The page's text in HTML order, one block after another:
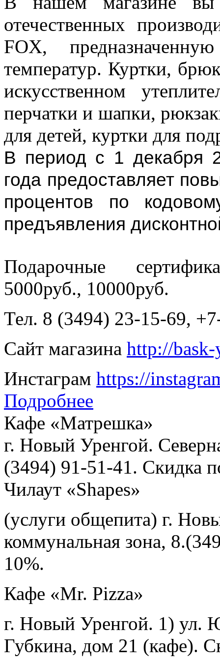
отечественных
FOX,
температур. Куртки,
искусственном
перчатки и шапки,
для детей, куртки для
В период с 1 декабря
года предоставляет
процентов по
предъявления
Подарочные
5000руб., 10000руб.
Тел. 8 (3494) 23-15-69,
Сайт магазина http://
Инстаграм https://
Подробнее
Кафе «Матрешка»
г. Новый Уренгой.
(3494) 91-51-41. Скидка
Чилаут «Shapes»
(услуги общепита) г.
коммунальная зона,
10%.
Кафе «Mr. Pizza»
г. Новый Уренгой. 1) ул.
Губкина, дом 21 (кафе).